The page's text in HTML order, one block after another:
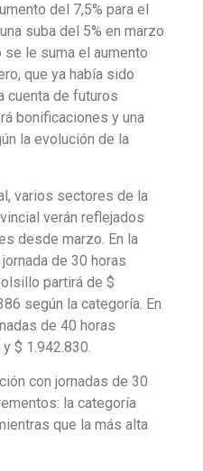
del 7,5% para el
suba del 5% en marzo
se le suma el aumento
que ya había sido
cuenta de futuros
bonificaciones y una
la evolución de la
varios sectores de la
verán reflejados
desde marzo. En la
de 30 horas
partirá de $
según la categoría. En
de 40 horas
$ 1.942.830.
con jornadas de 30
la categoría
que la más alta